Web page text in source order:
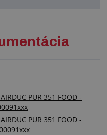
PUR 351 FOOD -
PUR 351 FOOD -